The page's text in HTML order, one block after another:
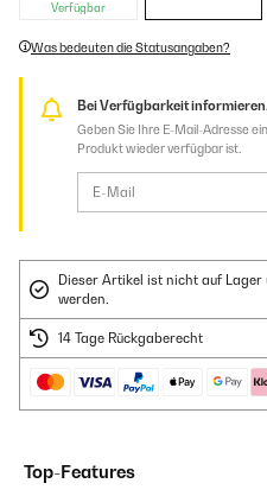
Verfügbar
Was bedeuten die Statusangaben?
Bei Verfügbarkeit
Geben Sie Ihre E-Mail-Adresse
Produkt wieder verfügbar ist.
Dieser Artikel ist nicht auf
werden.
14 Tage Rückgaberecht
Top-Features